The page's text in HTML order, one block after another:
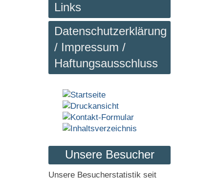
Links
Datenschutzerklärung
/ Impressum /
Haftungsausschluss
Unsere Besucher
Unsere Besucherstatistik seit